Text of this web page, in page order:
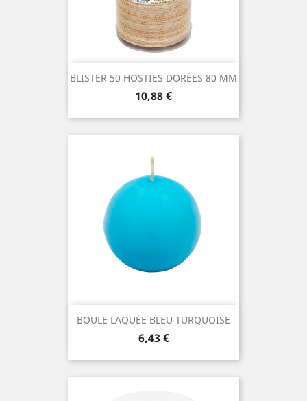
BLISTER 50 HOSTIES DORÉES 80 MM
Prix
10,88 €
BOULE LAQUÉE BLEU TURQUOISE
Prix
6,43 €